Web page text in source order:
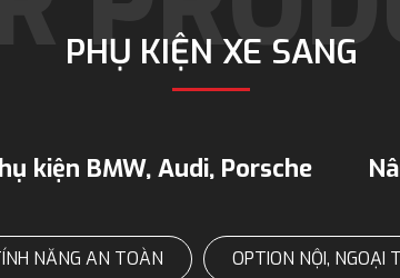
PHỤ KIỆN XE SANG
kiện BMW, Audi, Porsche
NĂNG AN TOÀN OPTION NỘI, NGOẠI